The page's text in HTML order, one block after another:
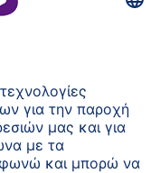
για Νήπια
Δεδομένων
Επικοινωνία